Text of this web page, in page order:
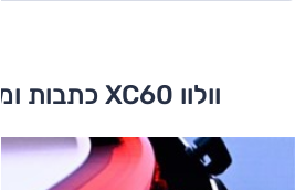
וולוו XC60 כתבות ומבחני דרכים